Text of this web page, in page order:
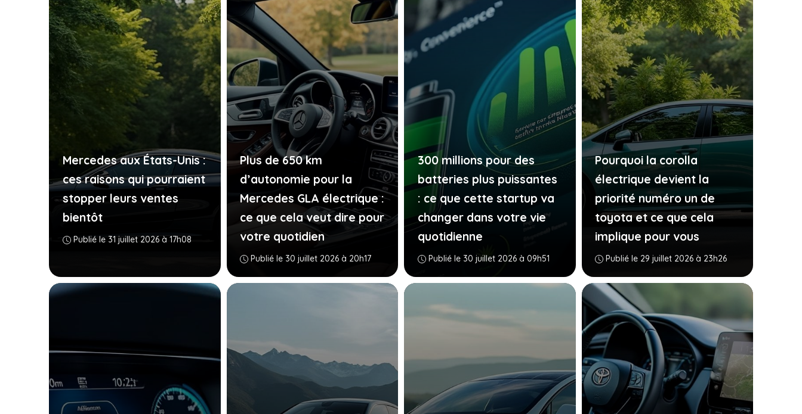
Mercedes aux États-Unis :
ces raisons qui pourraient
stopper leurs ventes
bientôt
Publié le 31 juillet 2026 à 17h08
Plus de 650 km
d’autonomie pour la
Mercedes GLA électrique :
ce que cela veut dire pour
votre quotidien
Publié le 30 juillet 2026 à 20h17
300 millions pour des
batteries plus puissantes
: ce que cette startup va
changer dans votre vie
quotidienne
Publié le 30 juillet 2026 à 09h51
Pourquoi la corolla
électrique devient la
priorité numéro un de
toyota et ce que cela
implique pour vous
Publié le 29 juillet 2026 à 23h26